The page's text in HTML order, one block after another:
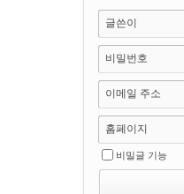
글쓴이
비밀번호
이메일 주소
홈페이지
비밀글 기능